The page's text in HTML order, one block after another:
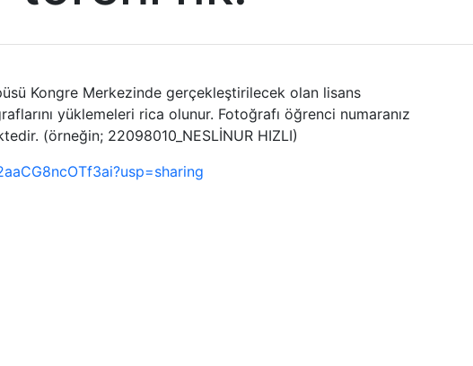
Kongre Merkezinde gerçekleştirilecek olan lisans
yüklemeleri rica olunur. Fotoğrafı öğrenci numaranız
(örneğin; 22098010_NESLİNUR HIZLI)